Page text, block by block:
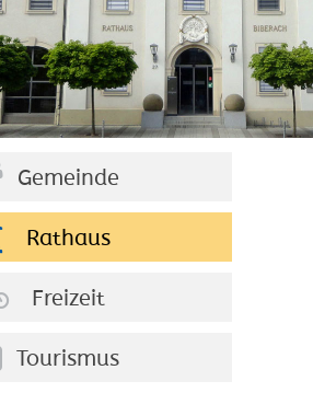
Gemeinde
Rathaus
Freizeit
Tourismus